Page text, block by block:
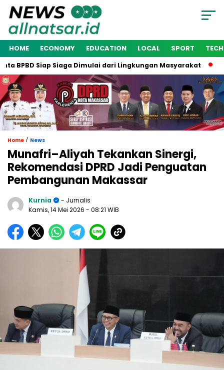
HOME ECONOMY EDUCATION LOCAL SPORT
Siap Siaga Dimulai dari Lingkungan Masyarakat
Home / News
Munafri–Aliyah Tekankan Sinergi,
Rekomendasi DPRD Jadi Penguatan
Pembangunan Makassar
Kurnia
- Jurnalis
Kamis, 14 Mei 2026 - 08:21 WIB